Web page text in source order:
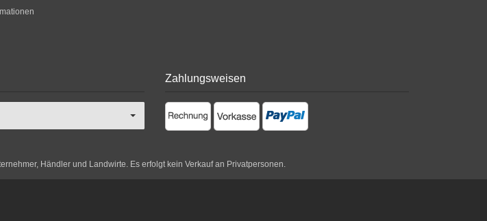
Zahlungsweisen
Händler und Landwirte. Es erfolgt kein Verkauf an Privatpersonen.